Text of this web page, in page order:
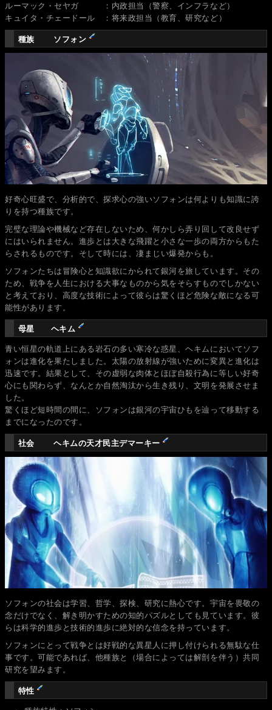
ルーマック・セヤガ ：内政担当（警察、インフラなど）
キュイタ・チェードール ：将来政担当（教育、研究など）
種族 ソフォン
好奇心旺盛で、分析的で、探求心の強いソフォンは何よりも知識に誇
りを持つ種族です。
完璧な理論や機械など存在しないため、何かしら弄り回して改良せず
にはいられません。進歩とは大きな飛躍と小さな一歩の両方からもた
らされるものです。そして時には、凄まじい爆発からも。
ソフォンたちは冒険心と知識欲にかられて銀河を旅しています。その
ため、戦争を人生における大事なものから気をそらすものでしかない
と考えており、高度な技術によって彼らは驚くほど危険な敵になる可
能性があります。
母星 ヘキム
青い恒星の軌道上にある岩石の多い寒冷な惑星、ヘキムにおいてソフ
ォンは進化を果たしました。太陽の放射線が強いために変異と進化は
迅速です。結果として、その虚弱な肉体とほぼ自殺行為に等しい好奇
心にも関わらず、なんとか自然淘汰から生き残り、文明を発展させま
した。
驚くほど短時間の間に、ソフォンは銀河の宇宙ひもを辿って移動する
までになったのです。
社会 ヘキムの天才民主デマーキー
ソフォンの社会は学習、哲学、探検、研究に熱心です。宇宙を畏敬の
念だけでなく、解き明かすための知的パズルとしても見ています。彼
らは科学的進歩と技術的進歩に絶対的な信念を持っています。
ソフォンにとって戦争とは好戦的な異星人に押し付けられる無駄な仕
事です。可能であれば、他種族と（場合によっては解剖を伴う）共同
研究を望みます。
特性